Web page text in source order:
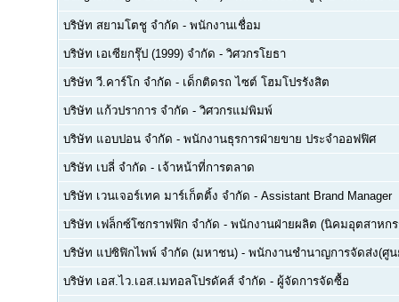
บริษัท สยามโตชู จำกัด - พนักงานเชื่อม
บริษัท เอเซียกรุ๊ป (1999) จำกัด - วิศวกรโยธา
บริษัท วี.คาร์โก จำกัด - เด็กติดรถ ไซต์ โฮมโปรรังสิต
บริษัท แก้วปราการ จำกัด - วิศวกรแม่พิมพ์
บริษัท แอบปอน จำกัด - พนักงานธุรการฝ่ายขาย ประจำออฟฟิศ
บริษัท เบลี่ จำกัด - เจ้าหน้าที่การตลาด
บริษัท เวนเจอร์เทค มาร์เก็ตติ้ง จำกัด - Assistant Brand Manager
บริษัท เฟล็กซ์โซกราฟฟิก จำกัด - พนักงานฝ่ายผลิต (นิคมอุตสาหก
บริษัท แปซิฟิกไพพ์ จำกัด (มหาชน) - พนักงานชำนาญการจัดส่ง(ศู
บริษัท เอส.ไว.เอส.เมทอลโปรดัคส์ จำกัด - ผู้จัดการจัดซื้อ